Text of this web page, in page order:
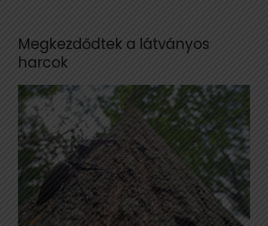
Megkezdődtek a látványos
harcok